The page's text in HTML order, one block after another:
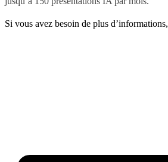
Si vous avez besoin de plus d’informations,